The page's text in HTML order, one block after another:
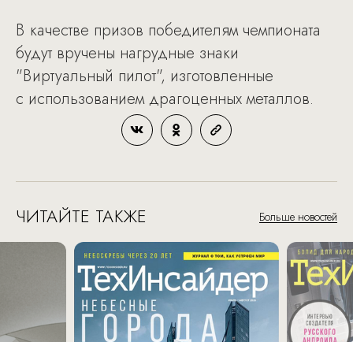
В качестве призов победителям чемпионата
будут вручены нагрудные знаки
"Виртуальный пилот", изготовленные
с использованием драгоценных металлов.
ЧИТАЙТЕ ТАКЖЕ Больше новостей